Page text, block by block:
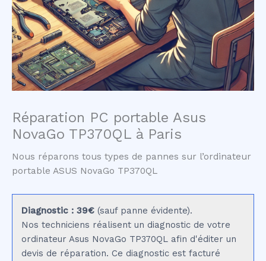
Réparation PC portable Asus
NovaGo TP370QL à Paris
Nous réparons tous types de pannes sur l’ordinateur
portable ASUS NovaGo TP370QL
Diagnostic : 39€ (sauf panne évidente).
Nos techniciens réalisent un diagnostic de votre
ordinateur Asus NovaGo TP370QL afin d'éditer un
devis de réparation. Ce diagnostic est facturé